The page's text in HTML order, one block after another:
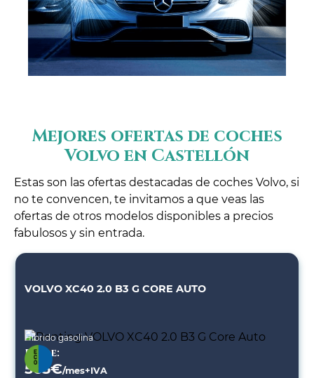
Mejores ofertas de coches
Volvo en Castellón
Estas son las ofertas destacadas de coches Volvo, si
no te convencen, te invitamos a que veas las
ofertas de otros modelos disponibles a precios
fabulosos y sin entrada.
VOLVO XC40 2.0 B3 G CORE AUTO
Híbrido gasolina
Desde:
565€/mes+IVA